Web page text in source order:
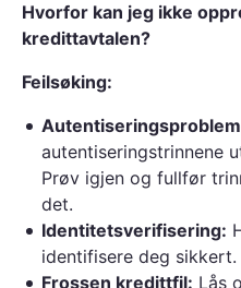
Hvorfor kan jeg ikke
kredittavtalen?
Feilsøking:
autentiseringstrinnene
Prøv igjen og fullfør
det.
Identitetsverifisering:
identifisere deg sikkert.
Frossen kredittfil: Lås